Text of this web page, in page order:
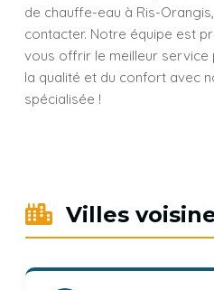
de chauffe-eau à Ris-
contacter. Notre équipe est
vous offrir le meilleur service
la qualité et du confort avec
spécialisée !
Villes